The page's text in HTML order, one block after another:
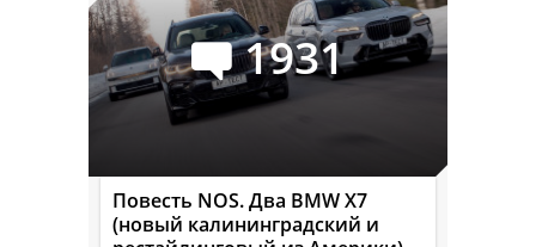
1931
Повесть NOS. Два BMW X7
(новый калининградский и